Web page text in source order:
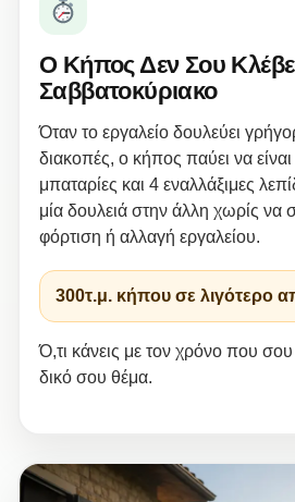
Ο Κήπος Δεν Σου
Σαββατοκύριακο
Όταν το εργαλείο δουλεύει
διακοπές, ο κήπος παύει να
μπαταρίες και 4 εναλλάξιμες
μία δουλειά στην άλλη χωρίς να
φόρτιση ή αλλαγή εργαλείου.
300τ.μ. κήπου σε λιγότερο
Ό,τι κάνεις με τον χρόνο που σου
δικό σου θέμα.